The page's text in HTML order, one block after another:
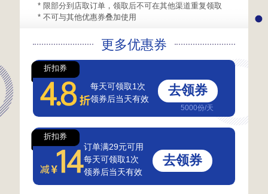
* 限部分到店取订单，领取后不可在其他渠道重复领取
* 不可与其他优惠券叠加使用
更多优惠券
折扣券
每天可领取1次
领券后当天有效
去领券
5000份/天
折扣券
订单满29元可用
每天可领取1次
领券后当天有效
去领券